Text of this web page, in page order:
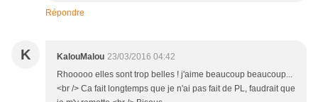
Répondre
K KalouMalou 23/03/2016 04:42
Rhooooo elles sont trop belles ! j'aime beaucoup beaucoup...
<br /> Ca fait longtemps que je n'ai pas fait de PL, faudrait que